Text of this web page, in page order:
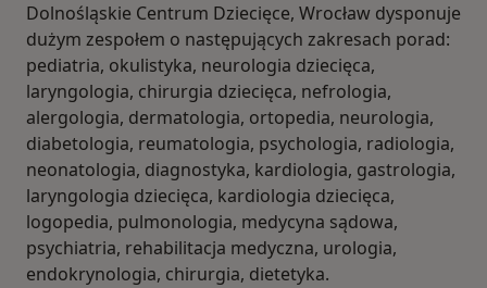
Dolnośląskie Centrum Dziecięce, Wrocław dysponuje
dużym zespołem o następujących zakresach porad:
pediatria, okulistyka, neurologia dziecięca,
laryngologia, chirurgia dziecięca, nefrologia,
alergologia, dermatologia, ortopedia, neurologia,
diabetologia, reumatologia, psychologia, radiologia,
neonatologia, diagnostyka, kardiologia, gastrologia,
laryngologia dziecięca, kardiologia dziecięca,
logopedia, pulmonologia, medycyna sądowa,
psychiatria, rehabilitacja medyczna, urologia,
endokrynologia, chirurgia, dietetyka.